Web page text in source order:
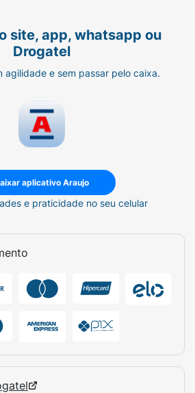
site, app, whatsapp ou
Drogatel
agilidade e sem passar pelo caixa.
aplicativo Araujo
e praticidade no seu celular